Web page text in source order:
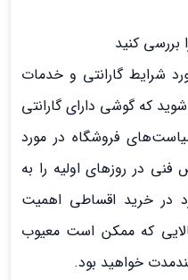
شرایط گارانتی و خدمات
که گوشی دارای گارانتی
فروشگاه در مورد
در روزهای اولیه را به
در خرید اقساطی اهمیت
که ممکن است معیوب
خواهید بود.